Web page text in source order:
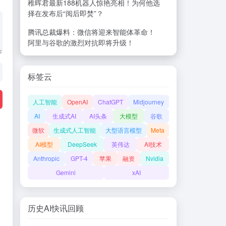
稚晖君最新188机器人惊艳亮相！为何他选
择在发布后“阅后即焚”？
腾讯总裁爆料：微信将迎来智能体革命！
阿里与谷歌的激烈对抗即将升级！
标签云
人工智能 OpenAI ChatGPT
Midjourney
AI
生成式AI AI头条 大模型
谷歌
微软
生成式人工智能 大型语言模型
Meta
AI模型
DeepSeek 英伟达
AI技术
Anthropic
GPT-4 苹果 融资
Nvidia
Gemini
xAI
历史AI快讯回顾